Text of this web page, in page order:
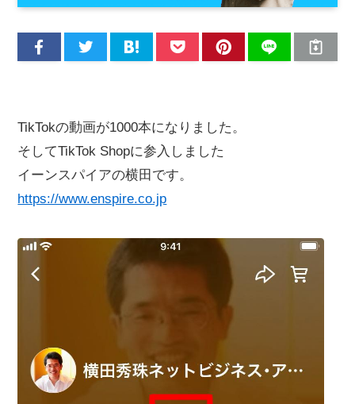
TikTokの動画が1000本になりました。
そしてTikTok Shopに参入しました
イーンスパイアの横田です。
https://www.enspire.co.jp